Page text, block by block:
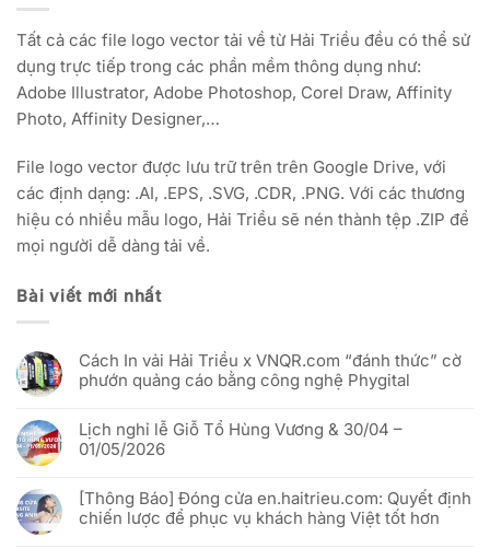
Tất cả các file logo vector tải về từ Hải Triều đều có thể sử
dụng trực tiếp trong các phần mềm thông dụng như:
Adobe Illustrator, Adobe Photoshop, Corel Draw, Affinity
Photo, Affinity Designer,…
File logo vector được lưu trữ trên trên Google Drive, với
các định dạng: .AI, .EPS, .SVG, .CDR, .PNG. Với các thương
hiệu có nhiều mẫu logo, Hải Triều sẽ nén thành tệp .ZIP để
mọi người dễ dàng tải về.
Bài viết mới nhất
Cách In vải Hải Triều x VNQR.com “đánh thức” cờ
phướn quảng cáo bằng công nghệ Phygital
bình
luận
ở
vải
Hải
Triều
Lịch nghỉ lễ Giỗ Tổ Hùng Vương & 30/04 –
01/05/2026
bình
luận
ở
[Thông Báo] Đóng cửa en.haitrieu.com: Quyết định
chiến lược để phục vụ khách hàng Việt tốt hơn